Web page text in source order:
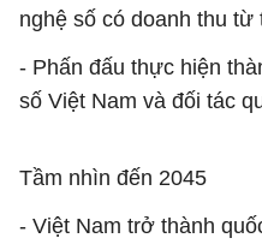
nghệ số có doanh thu
- Phấn đấu thực hiện
số Việt Nam và đối tác
Tầm nhìn đến 2045
- Việt Nam trở thành